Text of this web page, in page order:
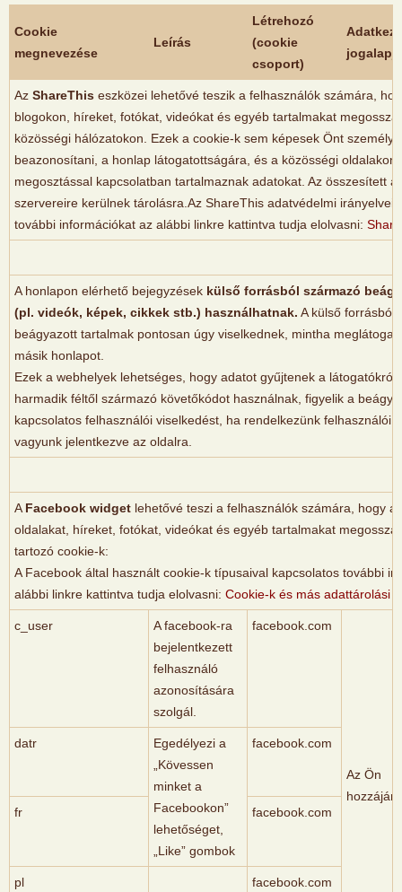
Cookie
megnevezése
Leírás
Létrehozó
(cookie
csoport)
jogalapja
Az ShareThis eszközei lehetővé teszik a felhasználók számára,
blogokon, híreket, fotókat, videókat és egyéb tartalmakat
közösségi hálózatokon. Ezek a cookie-k sem képesek Önt személy
beazonosítani, a honlap látogatottságára, és a közösségi oldalakon
megosztással kapcsolatban tartalmaznak adatokat. Az összesített
szervereire kerülnek tárolásra.Az ShareThis adatvédelmi
további információkat az alábbi linkre kattintva tudja elolvasni:
A honlapon elérhető bejegyzések külső forrásból származó
(pl. videók, képek, cikkek stb.) használhatnak. A külső forrásból
beágyazott tartalmak pontosan úgy viselkednek, mintha
másik honlapot.
Ezek a webhelyek lehetséges, hogy adatot gyűjtenek a
harmadik féltől származó követőkódot használnak, figyelik a
kapcsolatos felhasználói viselkedést, ha rendelkezünk felhasználói
vagyunk jelentkezve az oldalra.
A Facebook widget lehetővé teszi a felhasználók számára, hogy a
oldalakat, híreket, fotókat, videókat és egyéb tartalmakat
tartozó cookie-k:
A Facebook által használt cookie-k típusaival kapcsolatos további
alábbi linkre kattintva tudja elolvasni: Cookie-k és más adattárolási
c_user
A facebook-ra
bejelentkezett
felhasználó
azonosítására
szolgál.
facebook.com
Az Ön
datr
Egedélyezi a
„Kövessen
minket a
Facebookon”
lehetőséget,
„Like” gombok
facebook.com
fr facebook.com
pl facebook.com